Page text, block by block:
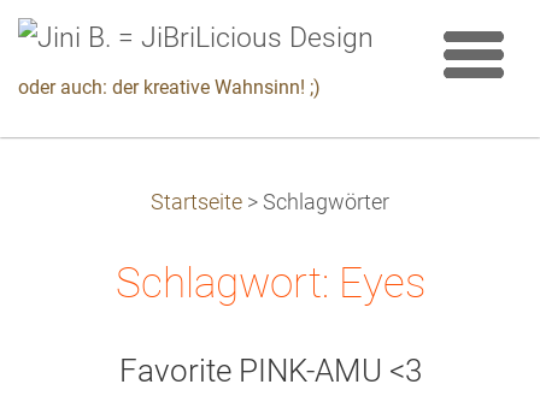
oder auch: der kreative Wahnsinn! ;)
Startseite > Schlagwörter
Schlagwort: Eyes
Favorite PINK-AMU <3